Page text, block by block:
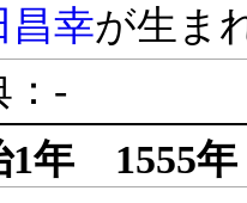
昌幸が生ま
：-
1年 1555